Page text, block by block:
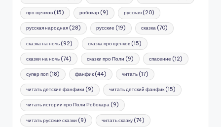
про щенков (15) робокар (9) русская(20)
русская народная (28) русские (19) сказка(70)
сказка на ночь (92) сказка про щенков(15)
сказки на ночь (74) сказки про Поли (9) спасение (12)
супер поп (18) фанфик(44) читать(17)
читать детские фанфики (9) читать детский фанфик(15)
читать истории про Поли Робокара (9)
читать русские сказки (9) читать сказку(74)